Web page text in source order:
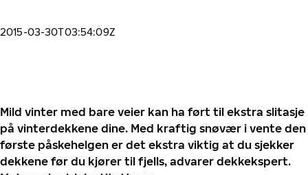
2015-03-30T03:54:09Z
Mild vinter med bare veier kan ha ført til ekstra slitasje
på vinterdekkene dine. Med kraftig snøvær i vente den
første påskehelgen er det ekstra viktig at du sjekker
dekkene før du kjører til fjells, advarer dekkekspert.